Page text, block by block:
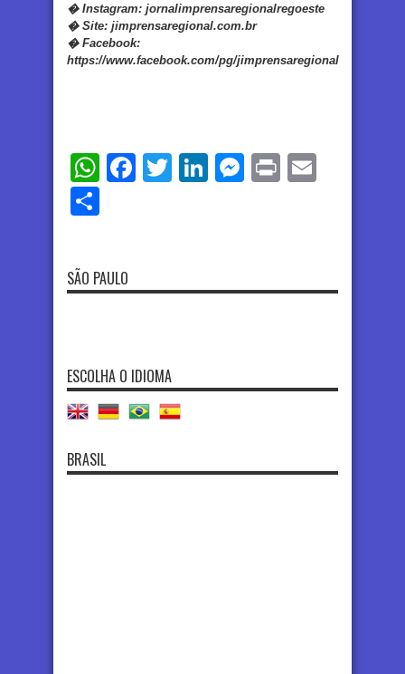
�Instagram: jornalimprensaregionalregoeste
�Site: jimprensaregional.com.br
�Facebook:
https://www.facebook.com/pg/jimprensaregional
WhatsApp
Facebook
TwitterLinkedIn
Messenger
Print
SÃO PAULO
ESCOLHA O IDIOMA
BRASIL